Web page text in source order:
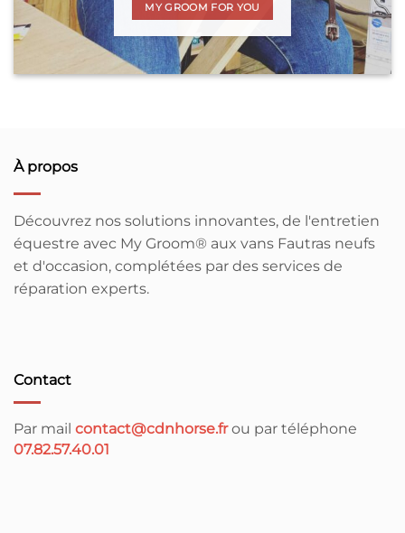
MY GROOM FOR YOU
À propos
Découvrez nos solutions innovantes, de l'entretien
équestre avec My Groom® aux vans Fautras neufs
et d'occasion, complétées par des services de
réparation experts.
Contact
Par mail contact@cdnhorse.frou par téléphone
07.82.57.40.01